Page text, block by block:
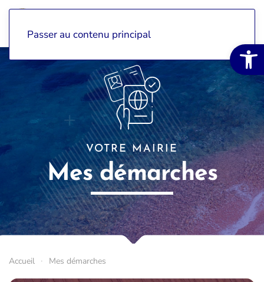
Ouvrir
Passer au contenu principal
VOTRE MAIRIE
Mes démarches
Accueil Mes démarches